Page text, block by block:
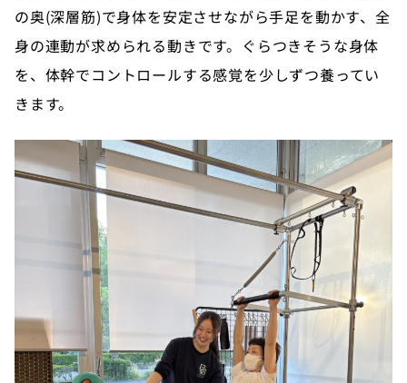
の奥(深層筋)で身体を安定させながら手足を動かす、全
身の連動が求められる動きです。ぐらつきそうな身体
を、体幹でコントロールする感覚を少しずつ養ってい
きます。